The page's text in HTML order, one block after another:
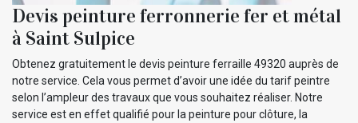
Devis peinture ferronnerie fer et métal
à Saint Sulpice
Obtenez gratuitement le devis peinture ferraille 49320 auprès de
notre service. Cela vous permet d’avoir une idée du tarif peintre
selon l’ampleur des travaux que vous souhaitez réaliser. Notre
service est en effet qualifié pour la peinture pour clôture, la